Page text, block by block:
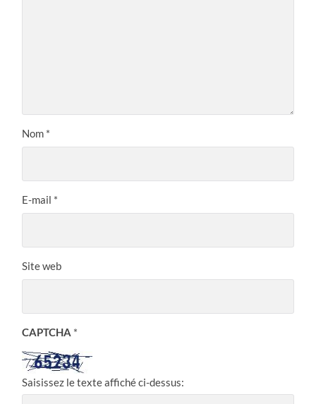
Nom *
E-mail *
Site web
CAPTCHA *
Saisissez le texte affiché ci-dessus: